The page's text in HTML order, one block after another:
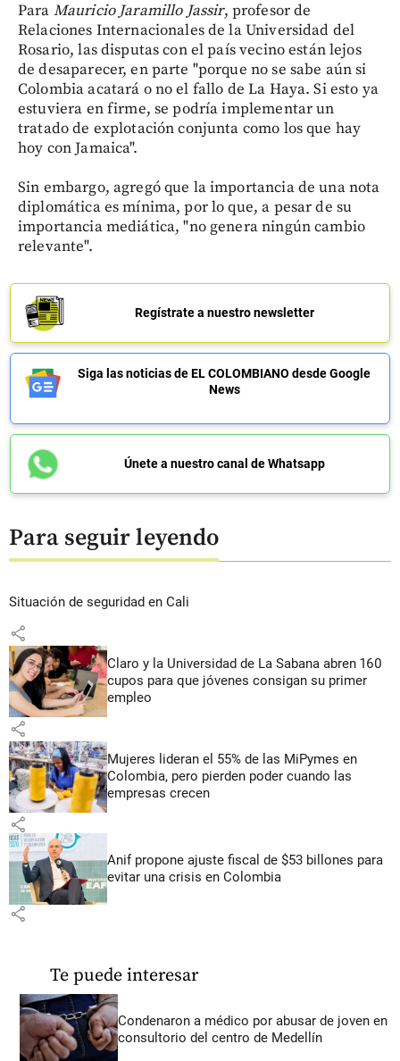
Para Mauricio Jaramillo Jassir, profesor de
Relaciones Internacionales de la Universidad del
Rosario, las disputas con el país vecino están lejos
de desaparecer, en parte "porque no se sabe aún si
Colombia acatará o no el fallo de La Haya. Si esto ya
estuviera en firme, se podría implementar un
tratado de explotación conjunta como los que hay
hoy con Jamaica".
Sin embargo, agregó que la importancia de una nota
diplomática es mínima, por lo que, a pesar de su
importancia mediática, "no genera ningún cambio
relevante".
Regístrate a nuestro newsletter
Siga las noticias de EL COLOMBIANO desde Google
News
Únete a nuestro canal de Whatsapp
Para seguir leyendo
Situación de seguridad en Cali
share
Claro y la Universidad de La Sabana abren 160
cupos para que jóvenes consigan su primer
empleo
share
Mujeres lideran el 55% de las MiPymes en
Colombia, pero pierden poder cuando las
empresas crecen
share
Anif propone ajuste fiscal de $53 billones para
evitar una crisis en Colombia
share
Te puede interesar
Condenaron a médico por abusar de joven en
consultorio del centro de Medellín